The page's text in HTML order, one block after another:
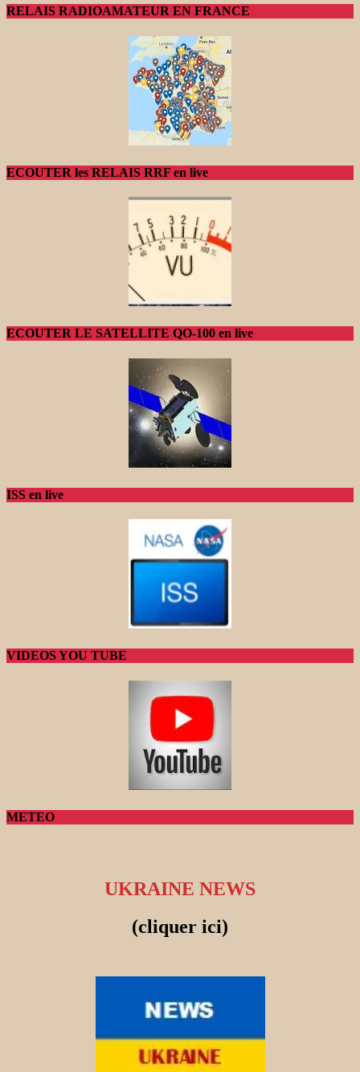
RELAIS RADIOAMATEUR EN FRANCE
ECOUTER les RELAIS RRF en live
ECOUTER LE SATELLITE QO-100 en live
ISS en live
VIDEOS YOU TUBE
METEO
UKRAINE NEWS
(cliquer ici)